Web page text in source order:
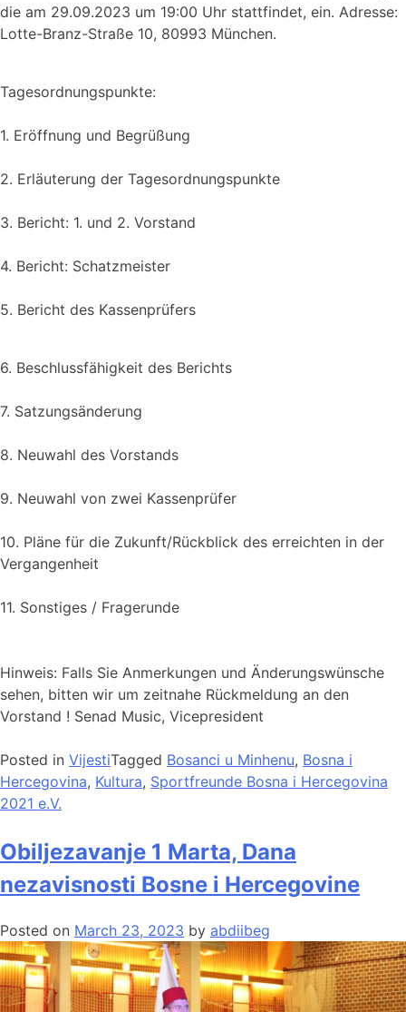
die am 29.09.2023 um 19:00 Uhr stattfindet, ein. Adresse:
Lotte-Branz-Straße 10, 80993 München.
Tagesordnungspunkte:
1. Eröffnung und Begrüßung
2. Erläuterung der Tagesordnungspunkte
3. Bericht: 1. und 2. Vorstand
4. Bericht: Schatzmeister
5. Bericht des Kassenprüfers
6. Beschlussfähigkeit des Berichts
7. Satzungsänderung
8. Neuwahl des Vorstands
9. Neuwahl von zwei Kassenprüfer
10. Pläne für die Zukunft/Rückblick des erreichten in der
Vergangenheit
11. Sonstiges / Fragerunde
Hinweis: Falls Sie Anmerkungen und Änderungswünsche
sehen, bitten wir um zeitnahe Rückmeldung an den
Vorstand ! Senad Music, Vicepresident
Posted in VijestiTagged Bosanci u Minhenu, Bosna i
Hercegovina, Kultura, Sportfreunde Bosna i Hercegovina
2021 e.V.
Obiljezavanje 1 Marta, Dana
nezavisnosti Bosne i Hercegovine
Posted on March 23, 2023 by abdiibeg